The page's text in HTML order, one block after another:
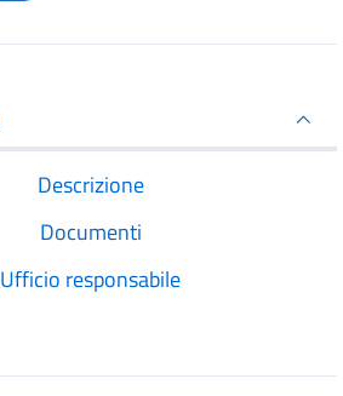
Descrizione
Documenti
Ufficio responsabile